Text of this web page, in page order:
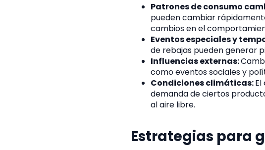
Patrones de consumo
pueden cambiar
cambios en el
Eventos especiales y
de rebajas pueden generar
Influencias externas:
como eventos sociales y
Condiciones climáticas:
demanda de ciertos
al aire libre.
Estrategias para